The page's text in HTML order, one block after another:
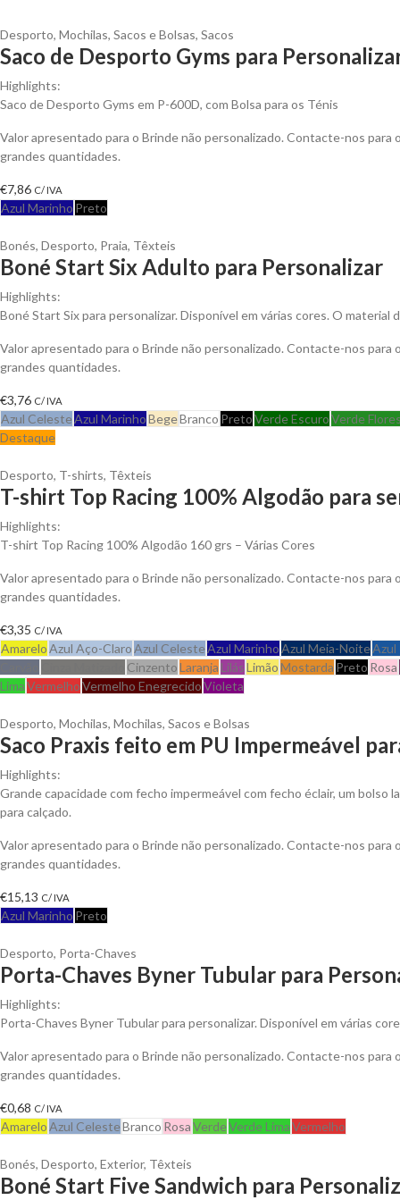
Desporto, Mochilas, Sacos e Bolsas, Sacos
Saco de Desporto Gyms para
Highlights:
Saco de Desporto Gyms em P-600D, com Bolsa para os Ténis
Valor apresentado para o Brinde não personalizado. Contacte-nos
grandes quantidades.
€7,86 C/ IVA
Azul Marinho Preto
Bonés, Desporto, Praia, Têxteis
Boné Start Six Adulto para Personalizar
Highlights:
Boné Start Six para personalizar. Disponível em várias cores. O material
Valor apresentado para o Brinde não personalizado. Contacte-nos
grandes quantidades.
€3,76 C/ IVA
Azul CelesteAzul MarinhoBegeBranco PretoVerde EscuroVerde
Destaque
Desporto, T-shirts, Têxteis
T-shirt Top Racing 100% Algodão para
Highlights:
T-shirt Top Racing 100% Algodão 160 grs – Várias Cores
Valor apresentado para o Brinde não personalizado. Contacte-nos
grandes quantidades.
€3,35 C/ IVA
AmareloAzul Aço-ClaroAzul CelesteAzul MarinhoAzul Meia-NoiteAzul
CinzentoLaranja LilásLimãoMostarda Preto Rosa
LimaVermelhoVermelho EnegrecidoVioleta
Desporto, Mochilas, Mochilas, Sacos e Bolsas
Saco Praxis feito em PU Impermeável
Highlights:
Grande capacidade com fecho impermeável com fecho éclair, um
para calçado.
Valor apresentado para o Brinde não personalizado. Contacte-nos
grandes quantidades.
€15,13 C/ IVA
Azul Marinho Preto
Desporto, Porta-Chaves
Porta-Chaves Byner Tubular para
Highlights:
Porta-Chaves Byner Tubular para personalizar. Disponível em várias
Valor apresentado para o Brinde não personalizado. Contacte-nos
grandes quantidades.
€0,68 C/ IVA
AmareloAzul CelesteBranco RosaVerdeVerde LimaVermelho
Bonés, Desporto, Exterior, Têxteis
Boné Start Five Sandwich para